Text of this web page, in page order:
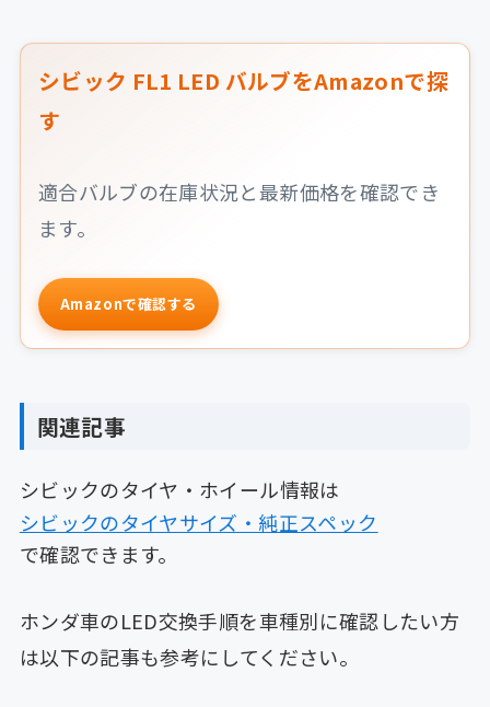
シビック FL1 LED バルブをAmazonで探
す
適合バルブの在庫状況と最新価格を確認でき
ます。
Amazonで確認する
関連記事
シビックのタイヤ・ホイール情報は
シビックのタイヤサイズ・純正スペック
で確認できます。
ホンダ車のLED交換手順を車種別に確認したい方
は以下の記事も参考にしてください。